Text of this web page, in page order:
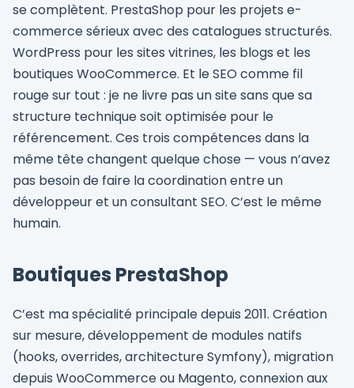
se complètent. PrestaShop pour les projets e-
commerce sérieux avec des catalogues structurés.
WordPress pour les sites vitrines, les blogs et les
boutiques WooCommerce. Et le SEO comme fil
rouge sur tout : je ne livre pas un site sans que sa
structure technique soit optimisée pour le
référencement. Ces trois compétences dans la
même tête changent quelque chose — vous n’avez
pas besoin de faire la coordination entre un
développeur et un consultant SEO. C’est le même
humain.
Boutiques PrestaShop
C’est ma spécialité principale depuis 2011. Création
sur mesure, développement de modules natifs
(hooks, overrides, architecture Symfony), migration
depuis WooCommerce ou Magento, connexion aux